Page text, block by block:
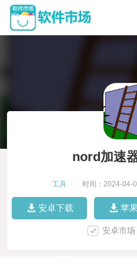
nord加速
工具 时间：2024-04-
安卓下载 苹
安卓市